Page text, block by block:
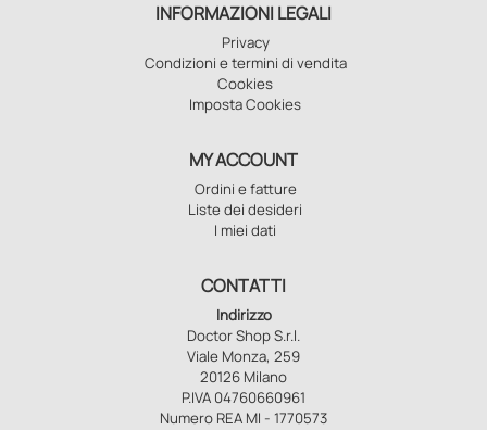
INFORMAZIONI LEGALI
Privacy
Condizioni e termini di vendita
Cookies
Imposta Cookies
MY ACCOUNT
Ordini e fatture
Liste dei desideri
I miei dati
CONTATTI
Indirizzo
Doctor Shop S.r.l.
Viale Monza, 259
20126 Milano
P.IVA 04760660961
Numero REA MI - 1770573